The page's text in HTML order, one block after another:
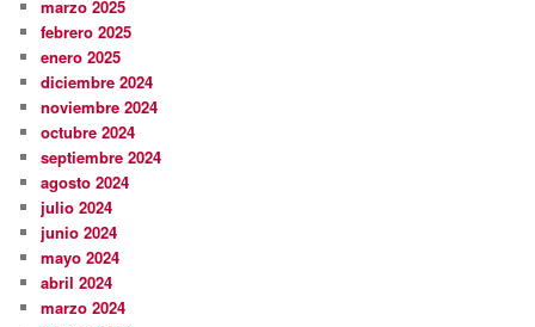
marzo 2025
febrero 2025
enero 2025
diciembre 2024
noviembre 2024
octubre 2024
septiembre 2024
agosto 2024
julio 2024
junio 2024
mayo 2024
abril 2024
marzo 2024